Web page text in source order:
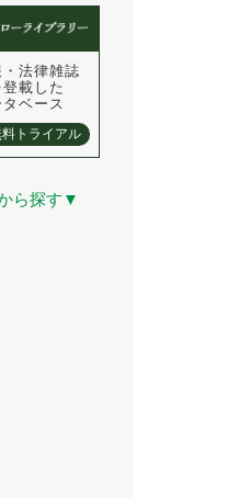
法律雑誌
載した
ベース
トライアル
ら探す ▼